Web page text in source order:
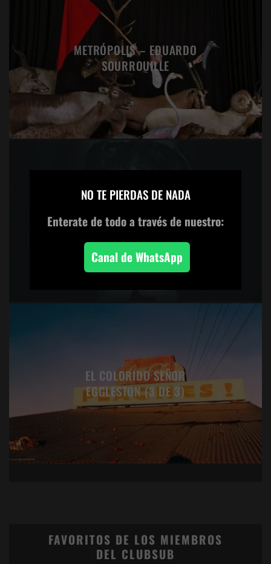
METRÓPOLIS – EDUARDO
SOURROUILLE
LUCIA MOHOLY, LA FOTÓGRAFA
DE LA BAUHAUS
EL COLORIDO SEÑOR
EGGLESTON (3 DE 3)
FAVORITOS DE LOS MIEMBROS
DEL CLUBSUB
NO TE PIERDAS DE NADA
Enterate de todoa través de nuestro:
Canal de WhatsApp